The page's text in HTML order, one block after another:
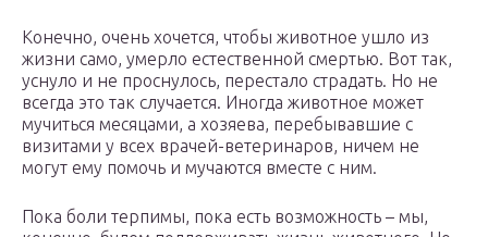
Конечно, очень хочется, чтобы животное ушло из
жизни само, умерло естественной смертью. Вот так,
уснуло и не проснулось, перестало страдать. Но не
всегда это так случается. Иногда животное может
мучиться месяцами, а хозяева, перебывавшие с
визитами у всех врачей-ветеринаров, ничем не
могут ему помочь и мучаются вместе с ним.
Пока боли терпимы, пока есть возможность – мы,